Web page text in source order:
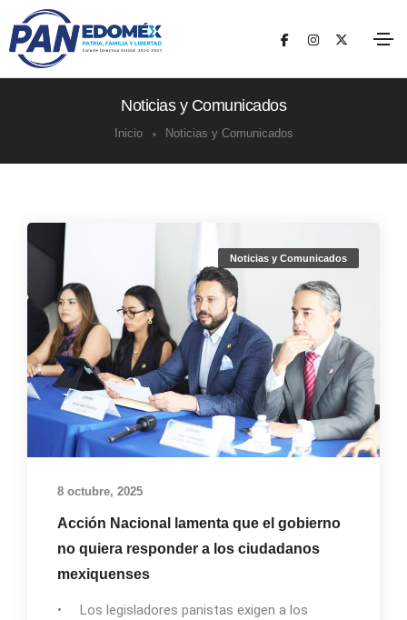
Noticias y Comunicados
Inicio Noticias y Comunicados
Noticias y Comunicados
8 octubre, 2025
Acción Nacional lamenta que el gobierno
no quiera responder a los ciudadanos
mexiquenses
• Los legisladores panistas exigen a los